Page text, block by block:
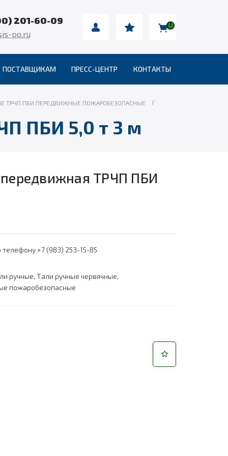
201-60-09
po.ru
ПОСТАВЩИКАМ ПРЕСС-ЦЕНТР КОНТАКТЫ
ТРЧП ПБИ ПЕРЕДВИЖНЫЕ ПОЖАРОБЕЗОПАСНЫЕ
ПБИ 5,0 т 3 м
ТРЧП ПБИ
телефону +7 (983) 253-15-85
ручные, Тали ручные червячные,
пожаробезопасные